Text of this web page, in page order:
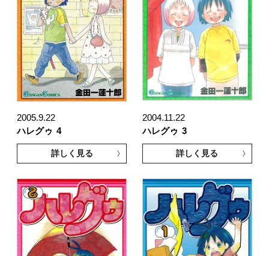
2005.9.22
ハレグゥ 4
詳しく見る
2004.11.22
ハレグゥ 3
詳しく見る